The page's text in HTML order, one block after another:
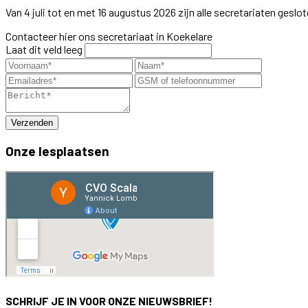
Van 4 juli tot en met 16 augustus 2026 zijn alle secretariaten
Contacteer hier ons secretariaat in Koekelare
Laat dit veld leeg
Verzenden
Onze lesplaatsen
SCHRIJF JE IN VOOR ONZE NIEUWSBRIEF!